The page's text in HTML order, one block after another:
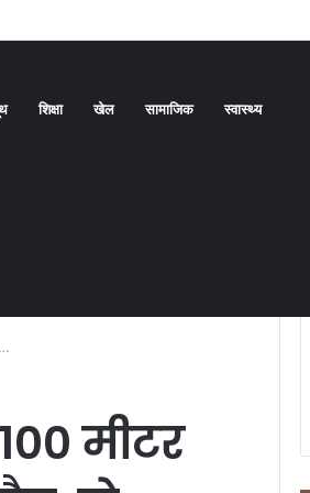
शिक्षा खेल सामाजिक स्वास्थ्य
मीटर